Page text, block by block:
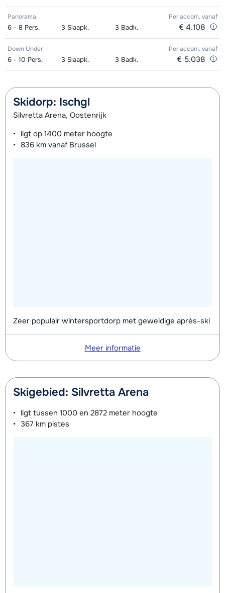
Zilver Boots (8 dagen)
Panorama Per accom. vanaf
6 - 8 Pers. 3 Slaapk. 3 Badk. € 4.108
Down Under Per accom. vanaf
6 - 10 Pers. 3 Slaapk. 3 Badk. € 5.038
Skidorp: Ischgl
Silvretta Arena, Oostenrijk
ligt op 1400 meter hoogte
836 km vanaf Brussel
Zeer populair wintersportdorp met geweldige après-ski
Meer informatie
Skigebied: Silvretta Arena
ligt tussen 1000 en 2872 meter hoogte
367 km pistes